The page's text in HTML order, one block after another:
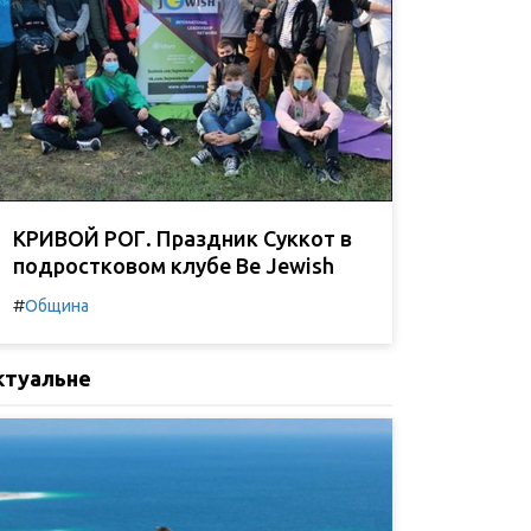
КРИВОЙ РОГ. Праздник Суккот в
подростковом клубе Be Jewish
#Община